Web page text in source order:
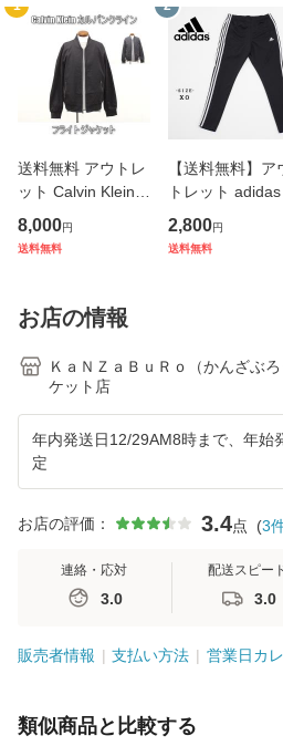
1
送料無料 アウトレ
ット Calvin Klein
カルバンクライン
メンズ フライトジ
8,000円
送料無料
2
【送料無料】ア
トレット adidas
ストハブ 3ストラ
イプ スリムパン
2,800円
送料無料
お店の情報
ＫａＮＺａＢｕＲｏ（かんざぶ
ケット店
年内発送日12/29AM8時まで、年始
定
お店の評価： 3.4点 (3
連絡・応対
3.0
配送スピー
3.0
販売者情報 支払い方法 営業日カ
類似商品と比較する